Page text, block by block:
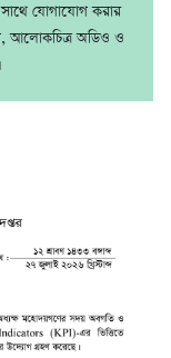
যোগাযোগ করার
আলোকচিত্র অডিও ও